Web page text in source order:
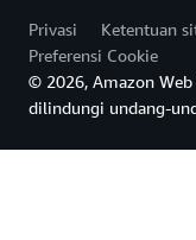
Privasi Ketentuan
Preferensi Cookie
© 2026, Amazon Web
dilindungi undang-